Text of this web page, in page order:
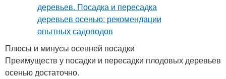
Плюсы и минусы осенней посадки
Преимуществ у посадки и пересадки плодовых деревьев
осенью достаточно.